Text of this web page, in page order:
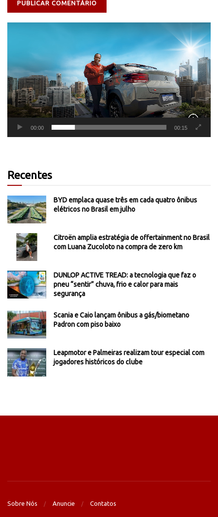
00:00 00:15
Recentes
BYD emplaca quase três em cada quatro ônibus
elétricos no Brasil em julho
Citroën amplia estratégia de offertainment no Brasil
com Luana Zucoloto na compra de zero km
DUNLOP ACTIVE TREAD: a tecnologia que faz o
pneu “sentir” chuva, frio e calor para mais
segurança
Scania e Caio lançam ônibus a gás/biometano
Padron com piso baixo
Leapmotor e Palmeiras realizam tour especial com
jogadores históricos do clube
Sobre Nós Anuncie Contatos